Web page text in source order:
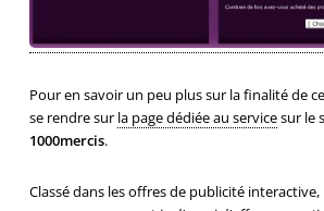
Pour en savoir un peu plus sur la finalité de
se rendre sur la page dédiée au servicesur le
1000mercis.
Classé dans les offres de publicité